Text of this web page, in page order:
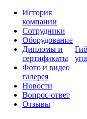
История
компании
Сотрудники
Оборудование
Дипломы и
сертификаты
Фото и видео
галерея
Новости
Вопрос-ответ
Отзывы